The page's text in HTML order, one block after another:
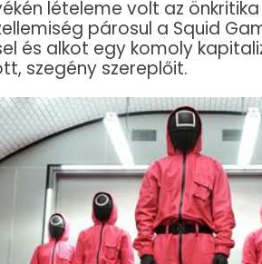
lételeme volt az
párosul a Squid
és alkot egy komoly
szegény szereplőit.